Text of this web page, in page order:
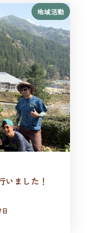
地域活動
いました！